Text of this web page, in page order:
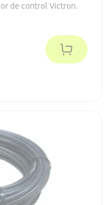
de control Victron.